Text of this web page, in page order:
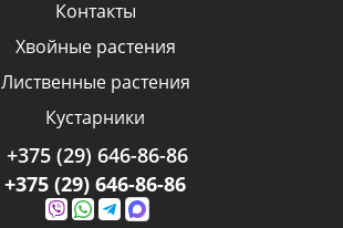
Контакты
Хвойные растения
Лиственные растения
Кустарники
+375 (29) 646-86-86
+375 (29) 646-86-86